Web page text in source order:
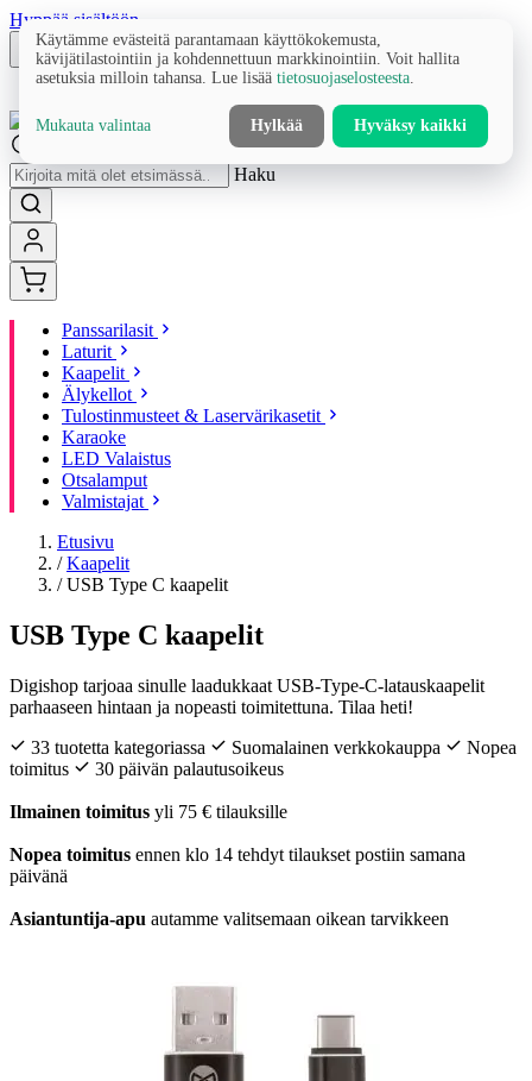
Hyppää sisältöön
Haku
Panssarilasit
Laturit
Kaapelit
Älykellot
Tulostinmusteet & Laservärikasetit
Karaoke
LED Valaistus
Otsalamput
Valmistajat
Etusivu
/ Kaapelit
/ USB Type C kaapelit
USB Type C kaapelit
Digishop tarjoaa sinulle laadukkaat USB-Type-C-latauskaapelit
parhaaseen hintaan ja nopeasti toimitettuna. Tilaa heti!
33 tuotetta kategoriassa
Suomalainen verkkokauppa
Nopea
toimitus
30 päivän palautusoikeus
Ilmainen toimitus yli 75 € tilauksille
Nopea toimitus ennen klo 14 tehdyt tilaukset postiin samana
päivänä
Asiantuntija-apu autamme valitsemaan oikean tarvikkeen
Käytämme evästeitä parantamaan käyttökokemusta,
kävijätilastointiin ja kohdennettuun markkinointiin. Voit hallita
asetuksia milloin tahansa. Lue lisää tietosuojaselosteesta
Mukauta valintaa Hylkää Hyväksy kaikki